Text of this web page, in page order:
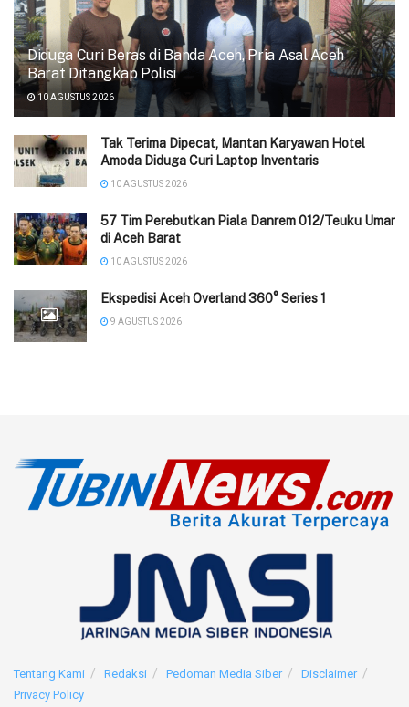
‎Diduga Curi Beras di Banda Aceh, Pria Asal Aceh
Barat Ditangkap Polisi
10 AGUSTUS 2026
Tak Terima Dipecat, Mantan Karyawan Hotel
Amoda Diduga Curi Laptop Inventaris
10 AGUSTUS 2026
57 Tim Perebutkan Piala Danrem 012/Teuku Umar
di Aceh Barat
10 AGUSTUS 2026
‎Ekspedisi Aceh Overland 360° Series 1
9 AGUSTUS 2026
Tentang Kami Redaksi Pedoman Media Siber
Disclaimer
Privacy Policy